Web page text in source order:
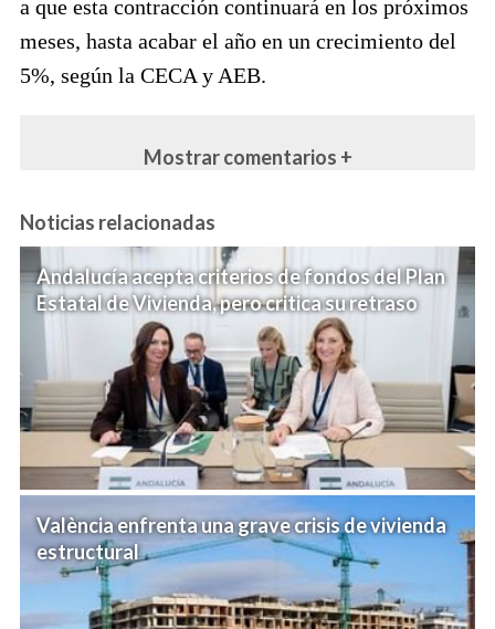
a que esta contracción continuará en los próximos
meses, hasta acabar el año en un crecimiento del
5%, según la CECA y AEB.
Mostrar comentarios +
Noticias relacionadas
Andalucía acepta criterios de fondos del Plan
Estatal de Vivienda, pero critica su retraso
València enfrenta una grave crisis de vivienda
estructural